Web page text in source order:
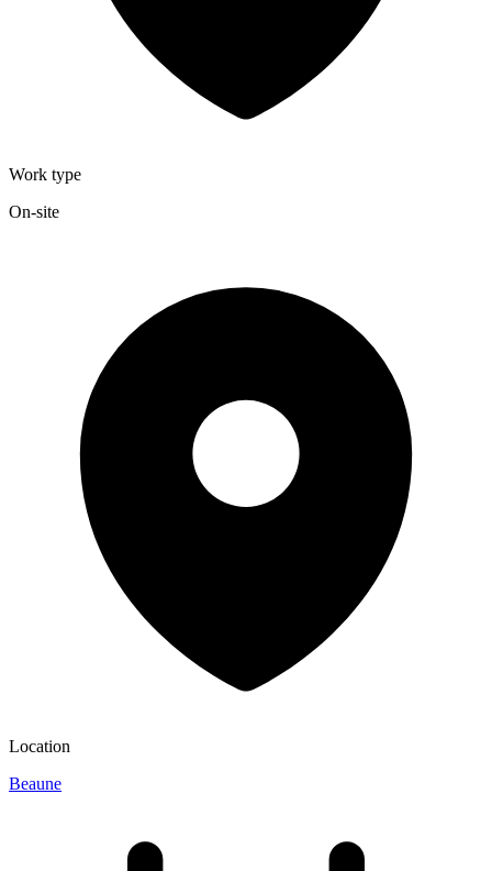
Work type
On-site
Location
Beaune